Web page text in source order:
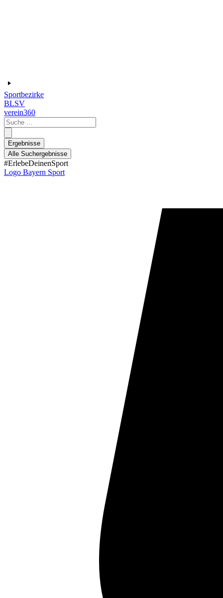
Sportbezirke
BLSV
verein360
Search
...
Ergebnisse
Alle Suchergebnisse
#ErlebeDeinenSport
Logo Bayern Sport